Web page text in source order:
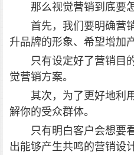
那么视觉营销到底要
首先，我们要明确营
升品牌的形象、希望增加
只有设定好了营销目
觉营销方案。
其次，为了更好地利
解你的受众群体。
只有明白客户会想要
出能够产生共鸣的营销设